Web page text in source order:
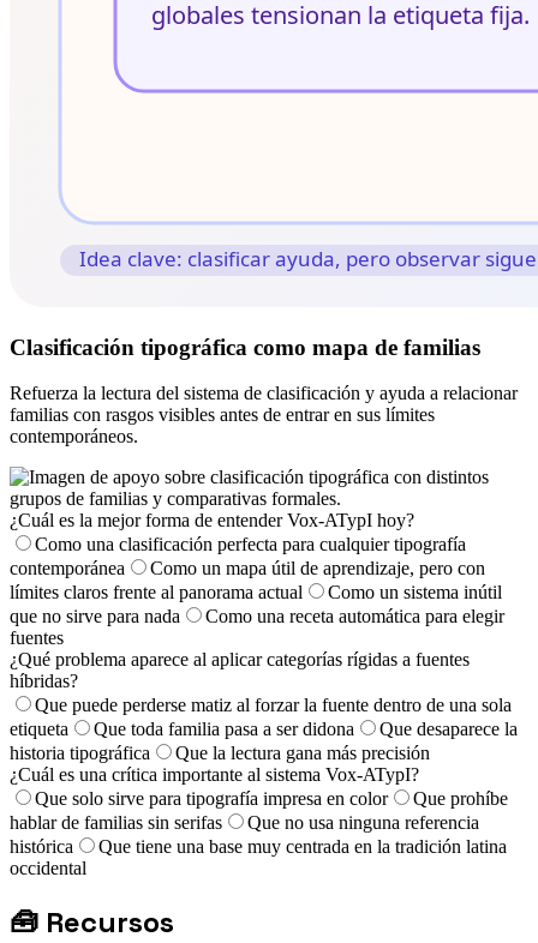
Clasificación tipográfica como mapa de familias
Refuerza la lectura del sistema de clasificación y ayuda a relacionar
familias con rasgos visibles antes de entrar en sus límites
contemporáneos.
¿Cuál es la mejor forma de entender Vox-ATypI hoy?
Como una clasificación perfecta para cualquier tipografía
contemporánea
Como un mapa útil de aprendizaje, pero con
límites claros frente al panorama actual
Como un sistema inútil
que no sirve para nada
Como una receta automática para elegir
fuentes
¿Qué problema aparece al aplicar categorías rígidas a fuentes
híbridas?
Que puede perderse matiz al forzar la fuente dentro de una sola
etiqueta
Que toda familia pasa a ser didona
Que desaparece la
historia tipográfica
Que la lectura gana más precisión
¿Cuál es una crítica importante al sistema Vox-ATypI?
Que solo sirve para tipografía impresa en color
Que prohíbe
hablar de familias sin serifas
Que no usa ninguna referencia
histórica
Que tiene una base muy centrada en la tradición latina
occidental
🧰 Recursos